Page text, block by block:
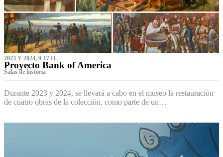
2023 Y 2024, 9-17 H.
Proyecto Bank of America
S‌alas de historia
Durante 2023 y 2024, se llevará a cabo en el museo la restauración
de cuatro obras de la colección, como parte de un…